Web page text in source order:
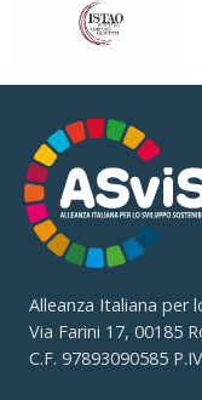
Alleanza Italiana per
Via Farini 17, 00185
C.F. 97893090585